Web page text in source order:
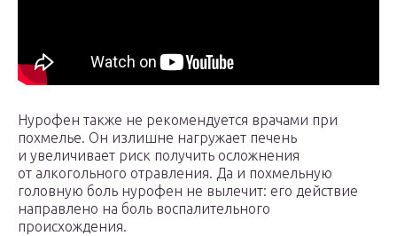
Нурофен также не рекомендуется врачами при
похмелье. Он излишне нагружает печень
и увеличивает риск получить осложнения
от алкогольного отравления. Да и похмельную
головную боль нурофен не вылечит: его действие
направлено на боль воспалительного
происхождения.